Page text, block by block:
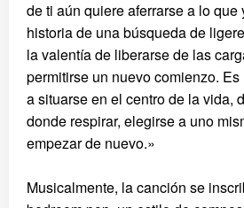
de ti aún quiere aferrarse a lo que
historia de una búsqueda de
la valentía de liberarse de las
permitirse un nuevo comienzo.
a situarse en el centro de la vida,
donde respirar, elegirse a uno
empezar de nuevo.»
Musicalmente, la canción se